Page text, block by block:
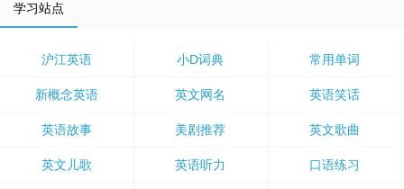
学习站点
沪江英语 小D词典 常用单词
新概念英语 英文网名 英语笑话
英语故事 美剧推荐 英文歌曲
英文儿歌 英语听力 口语练习